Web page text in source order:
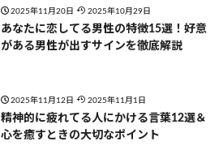
2025年11月20日 2025年10月29日
あなたに恋してる男性の特徴15選！好意
がある男性が出すサインを徹底解説
2025年11月12日 2025年11月1日
精神的に疲れてる人にかける言葉12選＆
心を癒すときの大切なポイント